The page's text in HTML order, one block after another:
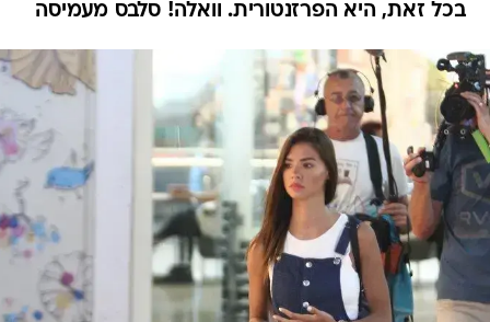
בכל זאת, היא הפרזנטורית. וואלה! סלבס מעמיסה